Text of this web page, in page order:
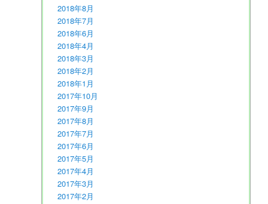
2018年8月
2018年7月
2018年6月
2018年4月
2018年3月
2018年2月
2018年1月
2017年10月
2017年9月
2017年8月
2017年7月
2017年6月
2017年5月
2017年4月
2017年3月
2017年2月